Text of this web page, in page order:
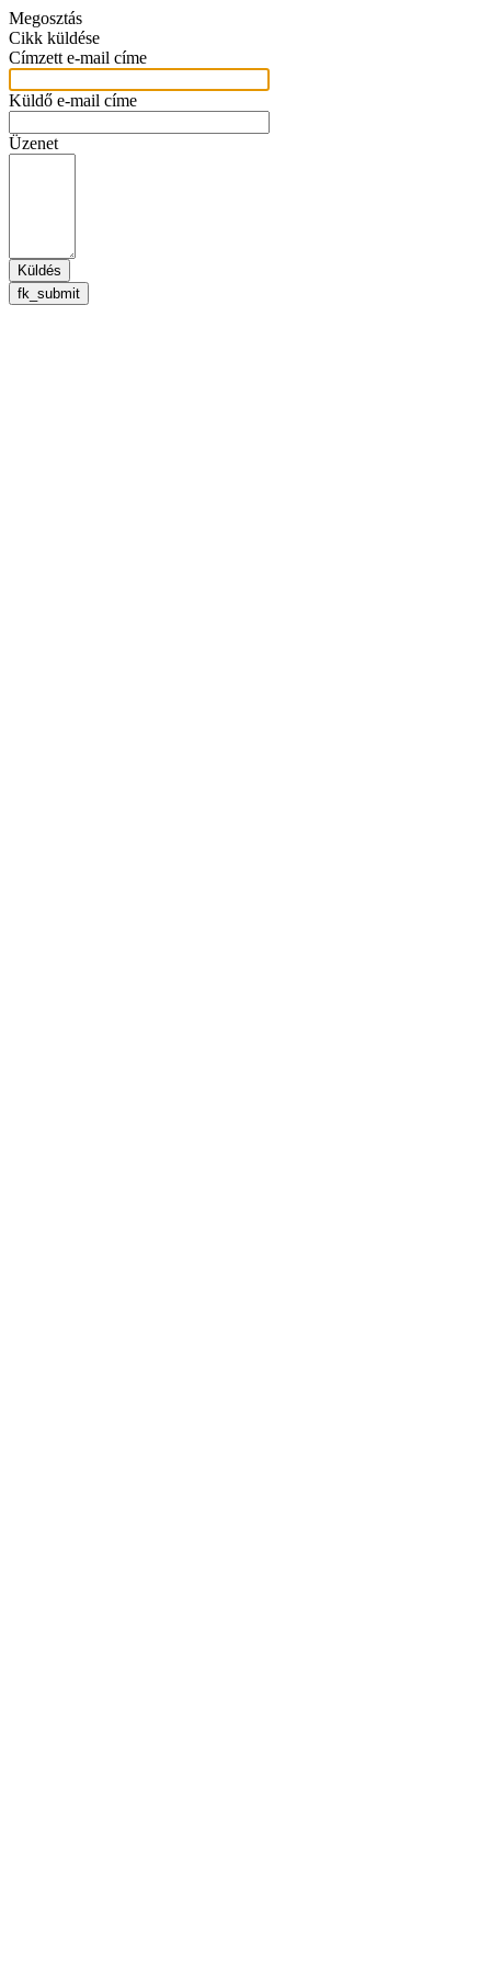
Megosztás
Cikk küldése
Címzett e-mail címe
Küldő e-mail címe
Üzenet